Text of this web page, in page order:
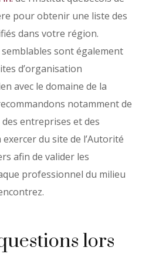
pour obtenir une liste des
dans votre région.
sont également
d’organisation
avec le domaine de la
notamment de
des entreprises et des
du site de l’Autorité
afin de valider les
professionnel du milieu
lors